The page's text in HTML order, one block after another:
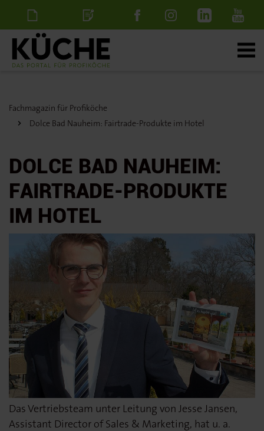
NewsletterStellenanzeige
Fachmagazin für Profiköche
Dolce Bad Nauheim: Fairtrade-Produkte im Hotel
DOLCE BAD NAUHEIM:
FAIRTRADE-PRODUKTE
IM HOTEL
Das Vertriebsteam unter Leitung von Jesse Jansen,
Assistant Director of Sales & Marketing, hat u. a.